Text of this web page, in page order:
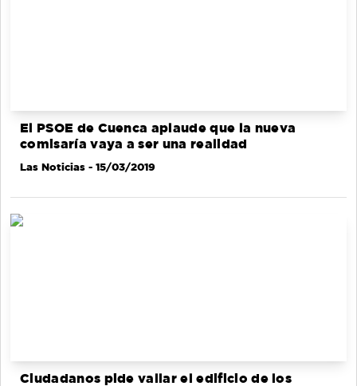
El PSOE de Cuenca aplaude que la nueva
comisaría vaya a ser una realidad
Las Noticias - 15/03/2019
Ciudadanos pide vallar el edificio de los